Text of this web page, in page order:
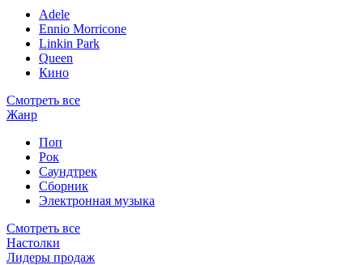
Adele
Ennio Morricone
Linkin Park
Queen
Кино
Смотреть все
Жанр
Поп
Рок
Саундтрек
Сборник
Электронная музыка
Смотреть все
Настолки
Лидеры продаж